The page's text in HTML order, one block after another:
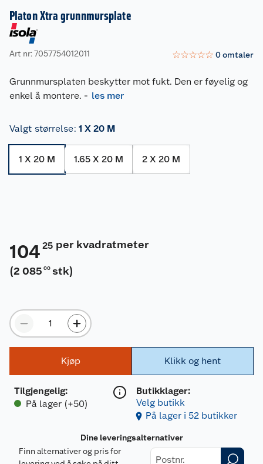
Platon Xtra grunnmursplate
Art nr: 7057754012011 ☆☆☆☆☆ 0omtaler
Grunnmursplaten beskytter mot fukt. Den er føyelig og
enkel å montere. - les mer
Valgt størrelse: 1 X 20 M
1 X 20 M 1.65 X 20 M 2 X 20 M
104 25 per kvadratmeter
(2 085 00 stk)
Kjøp
Tilgjengelig:
På lager (+50)
Klikk og hent
Butikklager:
Velg butikk
På lager i 52 butikker
Dine leveringsalternativer
Finn alternativer og pris for